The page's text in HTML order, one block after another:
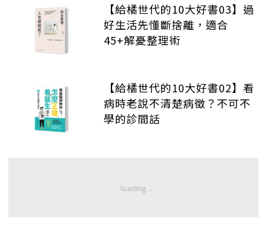
【給橘世代的10大好書03】過
好生活先懂斷捨離，適合
45+解憂整理術
【給橘世代的10大好書02】看
病時老說不清楚病徵？不可不
學的診間話